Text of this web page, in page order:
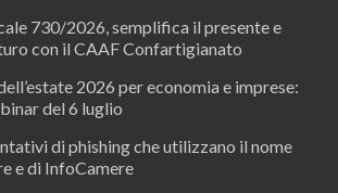
730/2026, semplifica il presente e
con il CAAF Confartigianato
2026 per economia e imprese:
del 6 luglio
di phishing che utilizzano il nome
e di InfoCamere